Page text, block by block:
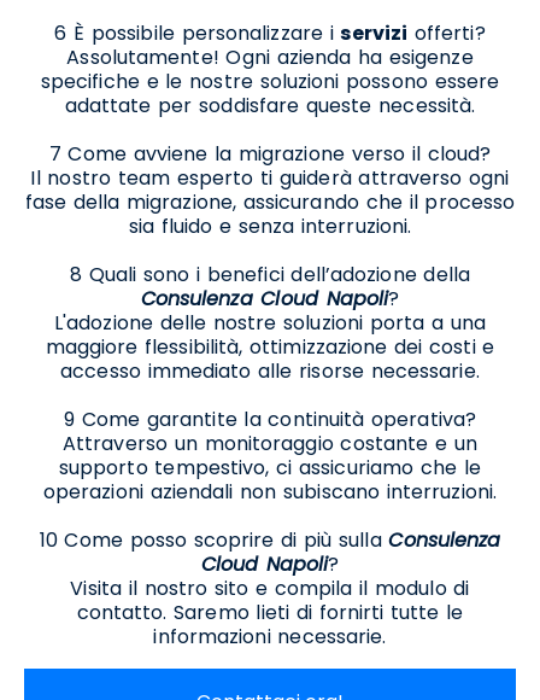
6 È possibile personalizzare iservizi offerti?
Assolutamente! Ogni azienda ha esigenze
specifiche e le nostre soluzioni possono essere
adattate per soddisfare queste necessità.
7 Come avviene la migrazione verso il cloud?
Il nostro team esperto ti guiderà attraverso ogni
fase della migrazione, assicurando che il processo
sia fluido e senza interruzioni.
8 Quali sono i benefici dell’adozione della
Consulenza Cloud Napoli?
L'adozione delle nostre soluzioni porta a una
maggiore flessibilità, ottimizzazione dei costi e
accesso immediato alle risorse necessarie.
9 Come garantite la continuità operativa?
Attraverso un monitoraggio costante e un
supporto tempestivo, ci assicuriamo che le
operazioni aziendali non subiscano interruzioni.
10 Come posso scoprire di più sullaConsulenza
Cloud Napoli?
Visita il nostro sito e compila il modulo di
contatto. Saremo lieti di fornirti tutte le
informazioni necessarie.